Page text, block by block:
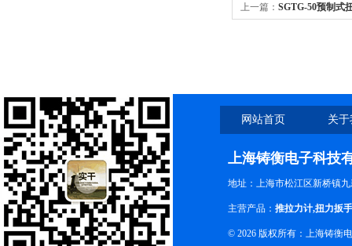
上一篇： SGTG-50预制式
网站首页 关
上海铸衡电子科技
地址：上海市松江区新桥镇
主营产品： 推拉力计,扭力扳手
© 2026 版权所有：上海铸衡